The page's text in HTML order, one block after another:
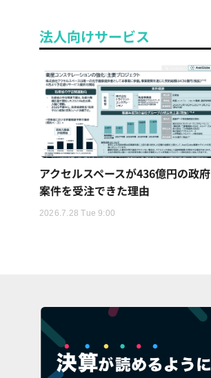
法人向けサービス
アクセルスペースが436億円の政府
案件を受注できた理由
2026.7.28 Tue 9:00